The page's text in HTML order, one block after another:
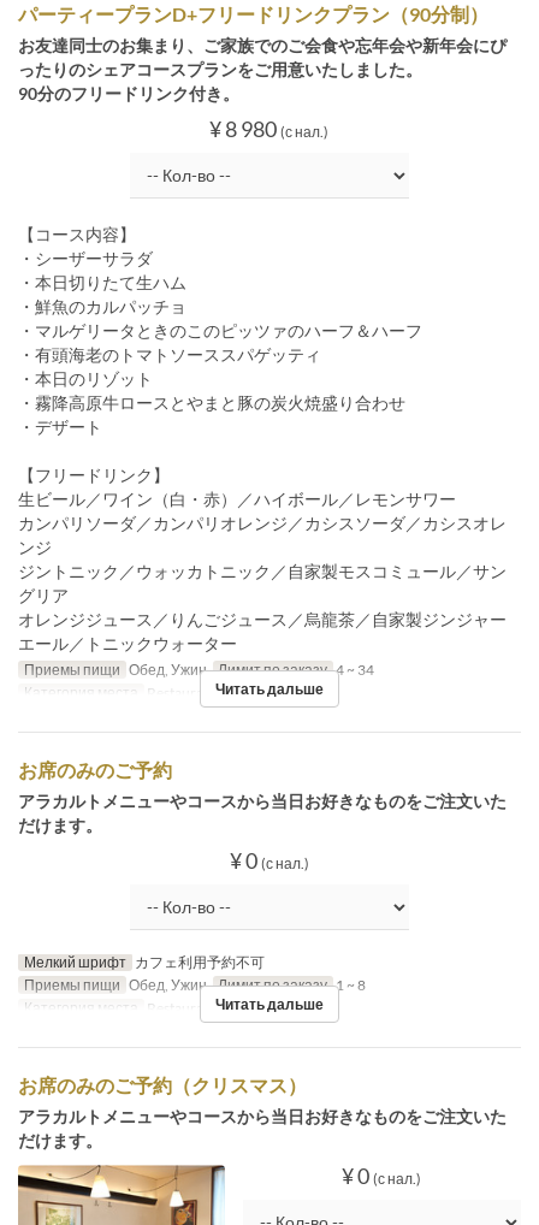
パーティープランD+フリードリンクプラン（90分制）
お友達同士のお集まり、ご家族でのご会食や忘年会や新年会にぴ
ったりのシェアコースプランをご用意いたしました。
90分のフリードリンク付き。
¥ 8 980 (с нал.)
【コース内容】
・シーザーサラダ
・本日切りたて生ハム
・鮮魚のカルパッチョ
・マルゲリータときのこのピッツァのハーフ＆ハーフ
・有頭海老のトマトソーススパゲッティ
・本日のリゾット
・霧降高原牛ロースとやまと豚の炭火焼盛り合わせ
・デザート
【フリードリンク】
生ビール／ワイン（白・赤）／ハイボール／レモンサワー
カンパリソーダ／カンパリオレンジ／カシスソーダ／カシスオレ
ンジ
ジントニック／ウォッカトニック／自家製モスコミュール／サン
グリア
オレンジジュース／りんごジュース／烏龍茶／自家製ジンジャー
エール／トニックウォーター
Приемы пищи Обед, Ужин Лимит по заказу 4 ~ 34
Категория места
RestaurantЧитать дальше
お席のみのご予約
アラカルトメニューやコースから当日お好きなものをご注文いた
だけます。
¥ 0 (с нал.)
Мелкий шрифт カフェ利用予約不可
Приемы пищи Обед, Ужин Лимит по заказу 1 ~ 8
Категория места
RestaurantЧитать дальше
お席のみのご予約（クリスマス）
アラカルトメニューやコースから当日お好きなものをご注文いた
だけます。
¥ 0 (с нал.)